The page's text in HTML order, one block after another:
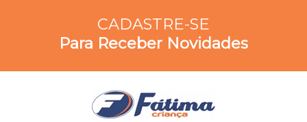
CADASTRE-SE
Para Receber Novidades